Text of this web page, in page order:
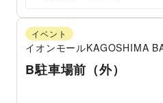
イベント
イオンモールKAGOSHIMA
B駐車場前（外）